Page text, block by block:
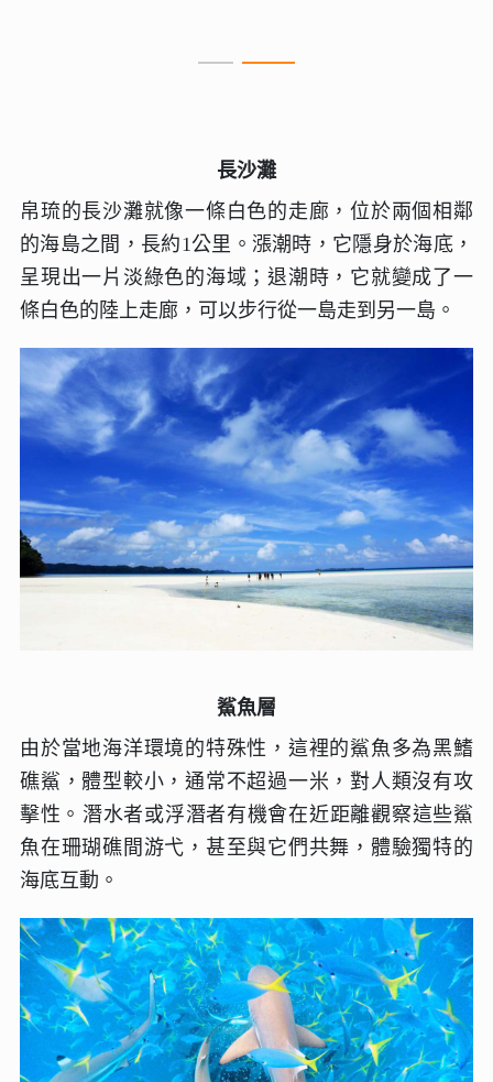
長沙灘
帛琉的長沙灘就像一條白色的走廊，位於兩個相鄰
的海島之間，長約1公里。漲潮時，它隱身於海底，
呈現出一片淡綠色的海域；退潮時，它就變成了一
條白色的陸上走廊，可以步行從一島走到另一島。
鯊魚層
由於當地海洋環境的特殊性，這裡的鯊魚多為黑鰭
礁鯊，體型較小，通常不超過一米，對人類沒有攻
擊性。‌潛水者或浮潛者有機會在近距離觀察這些鯊
魚在珊瑚礁間游弋，甚至與它們共舞，體驗獨特的
海底互動。